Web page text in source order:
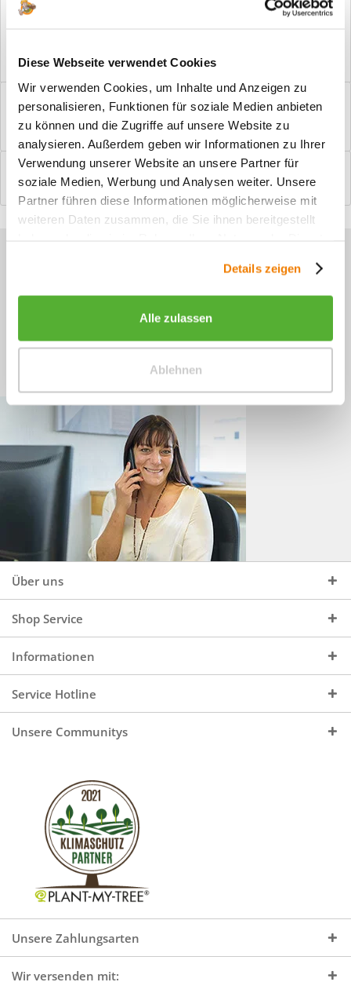
Diese Webseite verwendet Cookies
Wir verwenden Cookies, um Inhalte und Anzeigen zu
personalisieren, Funktionen für soziale Medien anbieten
zu können und die Zugriffe auf unsere Website zu
analysieren. Außerdem geben wir Informationen zu Ihrer
Verwendung unserer Website an unsere Partner für
soziale Medien, Werbung und Analysen weiter. Unsere
Partner führen diese Informationen möglicherweise mit
weiteren Daten zusammen, die Sie ihnen bereitgestellt
Details zeigen
Alle zulassen
Ablehnen
Vorteile
Windfangelemente online am Bildschirm konfigurieren und
einbaufertig bestellen. In wenigen...
Bewertungen
0
Bewertungen lesen, schreiben und diskutieren...mehr
Sie haben Fragen zu unseren
+49 (0)4244 965 34 04
Mo - Do, 09:00 - 16:00 Uhr
und Fr, 09:00 - 13:00 Uhr
Über uns
Shop Service
Informationen
Service Hotline
Unsere Communitys
Unsere Zahlungsarten
Wir versenden mit: